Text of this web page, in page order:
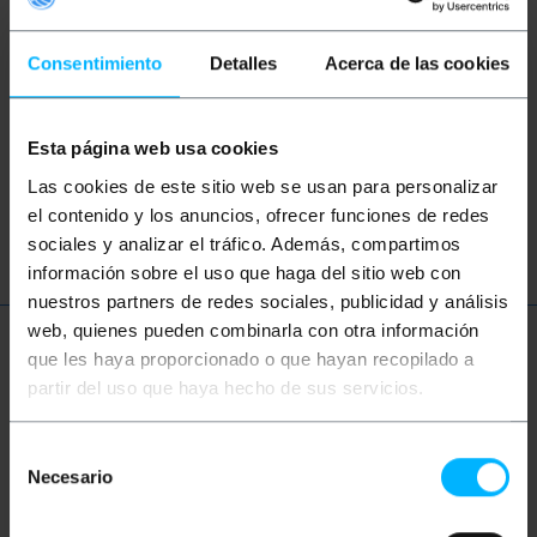
Consentimiento Detalles Acerca de las cookies
Esta página web usa cookies
Las cookies de este sitio web se usan para personalizar
el contenido y los anuncios, ofrecer funciones de redes
sociales y analizar el tráfico. Además, compartimos
información sobre el uso que haga del sitio web con
nuestros partners de redes sociales, publicidad y análisis
web, quienes pueden combinarla con otra información
que les haya proporcionado o que hayan recopilado a
partir del uso que haya hecho de sus servicios.
Necesario
Paraules clau
No has trobat el que buscaves? Aquests
temes us poden ajudar
xarxa ethernet
FTTH fibra òptica
Més informació